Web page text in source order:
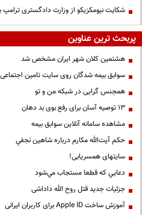
شکایت نیومکزیکو از وزارت دادگستری ترامپ
پربحث ترین عناوین
هشتمین کلان شهر ایران مشخص شد
سوابق بیمه شدگان روی سایت تامین اجتماعی
همجنس گرایی در شبکه من و تو
13 توصیه آسان برای رفع بوی بد دهان
مشاهده سامانه آنلاين سوابق بیمه
حكم آيت‌الله مكارم درباره شاهين نجفي
سایتهای همسریابی!
دعايي كه قطعا مستجاب مي‌شود
جزئیات جدید قتل روح الله داداشی
آموزش ساخت Apple ID برای کاربران ایرانی